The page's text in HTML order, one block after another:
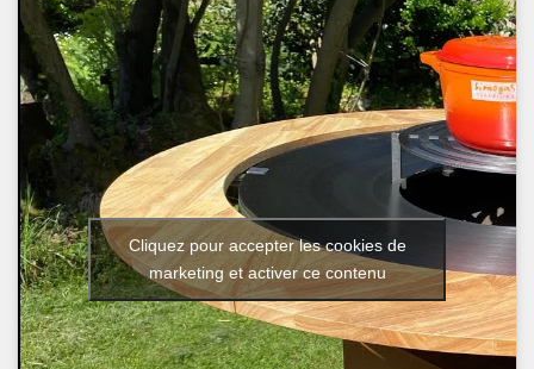
Cliquez pour accepter les cookies de
marketing et activer ce contenu